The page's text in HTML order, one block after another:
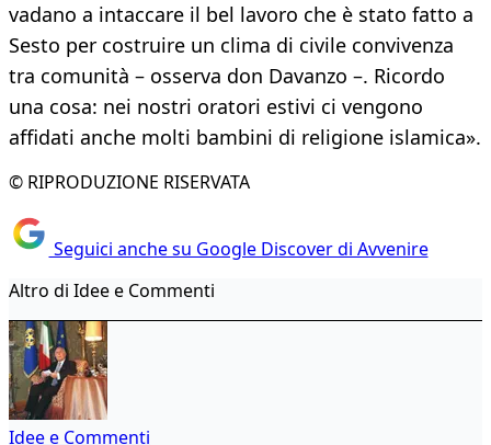
vadano a intaccare il bel lavoro che è stato fatto a
Sesto per costruire un clima di civile convivenza
tra comunità – osserva don Davanzo –. Ricordo
una cosa: nei nostri oratori estivi ci vengono
affidati anche molti bambini di religione islamica».
© RIPRODUZIONE RISERVATA
Seguici anche su Google Discover di Avvenire
Altro di Idee e Commenti
Idee e Commenti